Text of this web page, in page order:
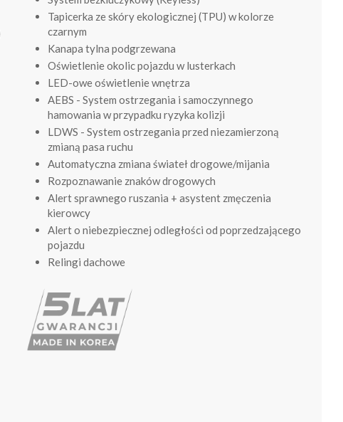
Tapicerka ze skóry ekologicznej (TPU) w kolorze
czarnym
Kanapa tylna podgrzewana
Oświetlenie okolic pojazdu w lusterkach
LED-owe oświetlenie wnętrza
AEBS - System ostrzegania i samoczynnego
hamowania w przypadku ryzyka kolizji
LDWS - System ostrzegania przed niezamierzoną
zmianą pasa ruchu
Automatyczna zmiana świateł drogowe/mijania
Rozpoznawanie znaków drogowych
Alert sprawnego ruszania + asystent zmęczenia
kierowcy
Alert o niebezpiecznej odległości od poprzedzającego
pojazdu
Relingi dachowe